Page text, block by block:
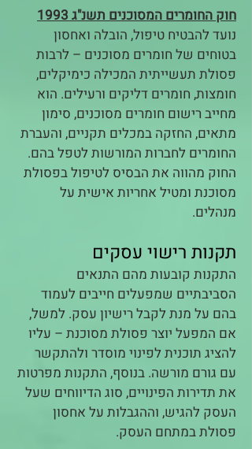
חוק החומרים המסוכנים תשנ"ג 1993
נועד להבטיח טיפול, הובלה ואחסון
בטוחים של חומרים מסוכנים – לרבות
פסולת תעשייתית המכילה כימיקלים,
חומצות, חומרים דליקים ורעילים. הוא
מחייב רישום חומרים מסוכנים, סימון
מתאים, החזקה במכלים תקניים, והעברת
החומרים לחברות המורשות לטפל בהם.
החוק מהווה את הבסיס לטיפול בפסולת
מסוכנת ומטיל אחריות אישית על
מנהלים.
תקנות רישוי עסקים
התקנות קובעות מהם התנאים
הסביבתיים שמפעלים חייבים לעמוד
בהם על מנת לקבל רישיון עסק. למשל,
אם המפעל יוצר פסולת מסוכנת – עליו
להציג תוכנית לפינוי מוסדר ולהתקשר
עם גורם מורשה. בנוסף, התקנות מפרטות
את תדירות הפינויים, סוג הדיווחים שעל
העסק להגיש, וההגבלות על אחסון
פסולת במתחם העסק.​